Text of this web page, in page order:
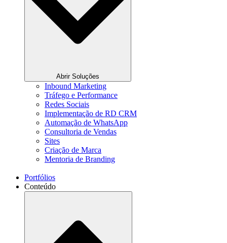
Abrir Soluções
Inbound Marketing
Tráfego e Performance
Redes Sociais
Implementação de RD CRM
Automação de WhatsApp
Consultoria de Vendas
Sites
Criação de Marca
Mentoria de Branding
Portfólios
Conteúdo